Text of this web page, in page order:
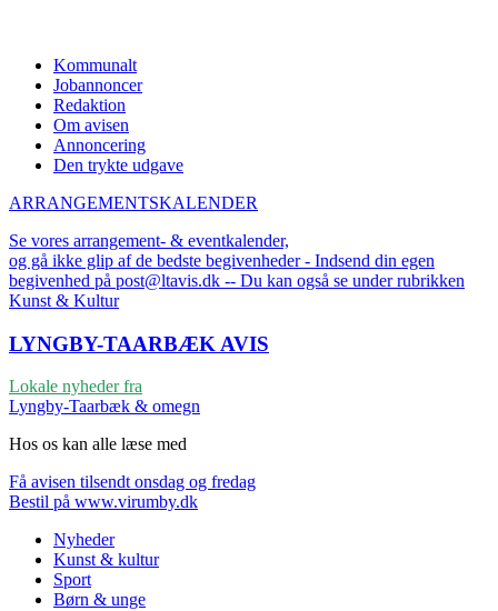
Kommunalt
Jobannoncer
Redaktion
Om avisen
Annoncering
Den trykte udgave
ARRANGEMENTSKALENDER
Se vores arrangement- & eventkalender,
og gå ikke glip af de bedste begivenheder - Indsend din egen
begivenhed på post@ltavis.dk -- Du kan også se under rubrikken
Kunst & Kultur
LYNGBY-TAARBÆK AVIS
Lokale nyheder fra
Lyngby-Taarbæk & omegn
Hos os kan alle læse med
Få avisen tilsendt onsdag og fredag
Bestil på www.virumby.dk
Nyheder
Kunst & kultur
Sport
Børn & unge